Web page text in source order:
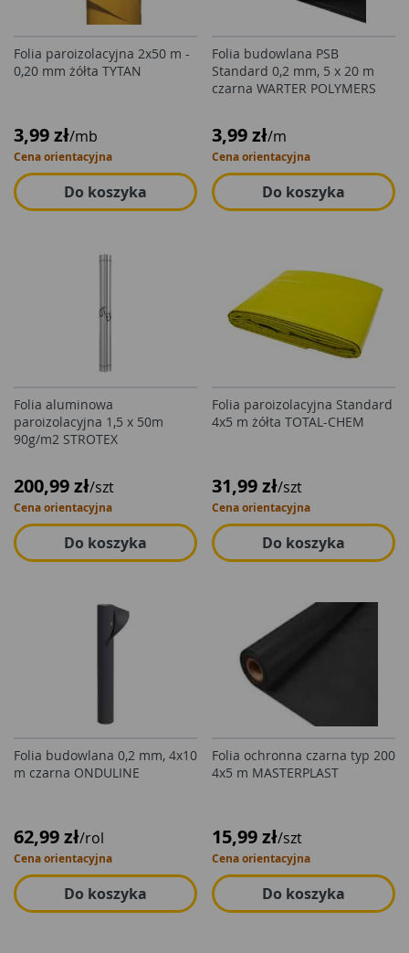
Folia paroizolacyjna 2x50 m -
0,20 mm żółta TYTAN
3,99 zł/mb
Cena orientacyjna
Do koszyka
Folia budowlana PSB
Standard 0,2 mm, 5 x 20 m
czarna WARTER POLYMERS
3,99 zł/m
Cena orientacyjna
Do koszyka
Folia aluminowa
paroizolacyjna 1,5 x 50m
90g/m2 STROTEX
200,99 zł/szt
Cena orientacyjna
Do koszyka
Folia paroizolacyjna Standard
4x5 m żółta TOTAL-CHEM
31,99 zł/szt
Cena orientacyjna
Do koszyka
Folia budowlana 0,2 mm, 4x10
m czarna ONDULINE
62,99 zł/rol
Cena orientacyjna
Do koszyka
Folia ochronna czarna typ 200
4x5 m MASTERPLAST
15,99 zł/szt
Cena orientacyjna
Do koszyka